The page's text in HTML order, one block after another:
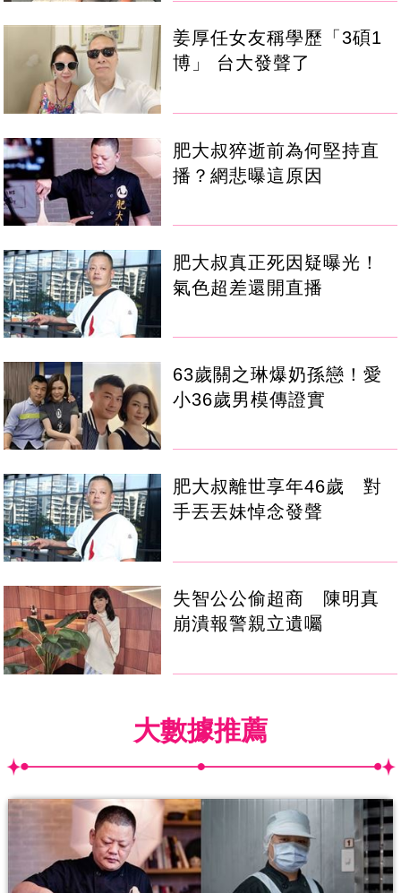
姜厚任女友稱學歷「3碩1
博」 台大發聲了
肥大叔猝逝前為何堅持直
播？網悲曝這原因
肥大叔真正死因疑曝光！
氣色超差還開直播
63歲關之琳爆奶孫戀！愛
小36歲男模傳證實
肥大叔離世享年46歲 對
手丟丟妹悼念發聲
失智公公偷超商 陳明真
崩潰報警親立遺囑
大數據推薦